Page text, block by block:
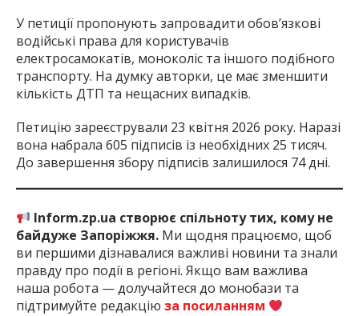
У петиції пропонують запровадити обов’язкові
водійські права для користувачів
електросамокатів, моноколіс та іншого подібного
транспорту. На думку авторки, це має зменшити
кількість ДТП та нещасних випадків.
Петицію зареєстрували 23 квітня 2026 року. Наразі
вона набрала 605 підписів із необхідних 25 тисяч.
До завершення збору підписів залишилося 74 дні.
Inform.zp.ua створює спільноту тих, кому не
байдуже Запоріжжя. Ми щодня працюємо, щоб
ви першими дізнавалися важливі новини та знали
правду про події в регіоні. Якщо вам важлива
наша робота — долучайтеся до монобази та
підтримуйте редакцію за посиланням